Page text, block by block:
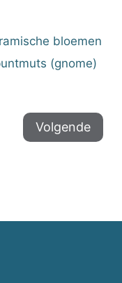
bloemen
(gnome)
Volgende